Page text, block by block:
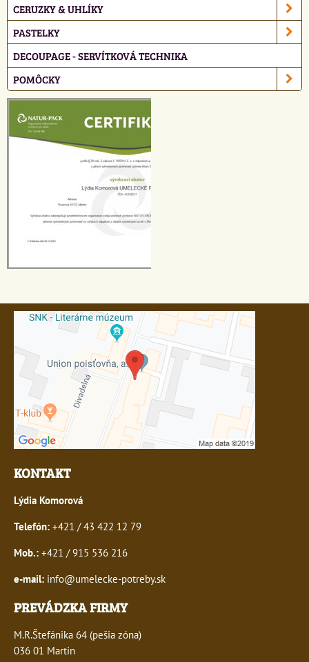
CERUZKY & UHLÍKY
PASTELKY
DECOUPAGE - SERVÍTKOVÁ TECHNIKA
POMÔCKY
KONTAKT
Lýdia Komorová
Telefón: +421 / 43 422 12 79
Mob.: +421 / 915 536 216
e-mail: info@umelecke-potreby.sk
PREVÁDZKA FIRMY
M.R.Štefánika 64 (pešia zóna)
036 01 Martin